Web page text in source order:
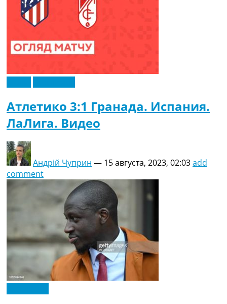
Атлетико 3:1 Гранада. Испания.
ЛаЛига. Видео
Андрій Чуприн — 15 августа, 2023, 02:03add
comment